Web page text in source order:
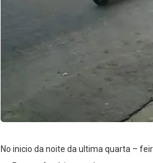
No inicio da noite da ultima quarta –